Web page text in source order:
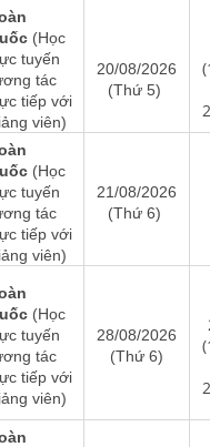
(Học
tuyến
tác
tiếp với
viên)
20/08/2026
(Thứ 5)
(Học
tuyến
tác
tiếp với
viên)
21/08/2026
(Thứ 6)
(Học
tuyến
tác
tiếp với
viên)
28/08/2026
(Thứ 6)